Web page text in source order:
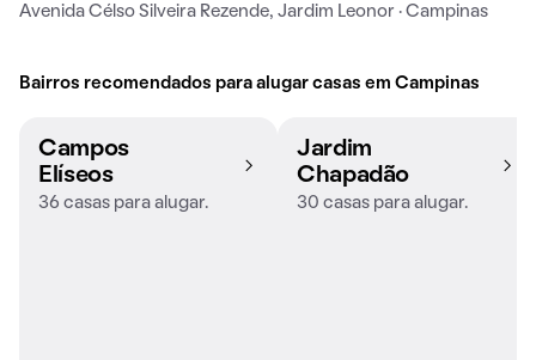
Avenida Célso Silveira Rezende, Jardim Leonor · Campinas
Bairros recomendados para alugar casas em Campinas
Campos
Elíseos
36 casas para alugar.
Jardim
Chapadão
30 casas para alugar.